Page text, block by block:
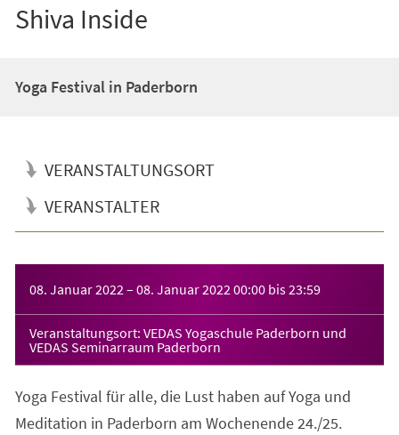
Shiva Inside
Yoga Festival in Paderborn
VERANSTALTUNGSORT
VERANSTALTER
08. Januar 2022 – 08. Januar 2022 00:00 bis23:59
Veranstaltungsort: VEDAS Yogaschule Paderborn und
VEDAS Seminarraum Paderborn
Yoga Festival für alle, die Lust haben auf Yoga und
Meditation in Paderborn am Wochenende 24./25.